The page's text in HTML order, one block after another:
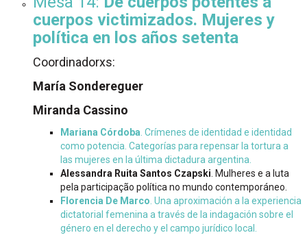
cuerpos victimizados. Mujeres y
política en los años setenta
Coordinadorxs:
María Sondereguer
Miranda Cassino
Mariana Córdoba. Crímenes de identidad e identidad
como potencia. Categorías para repensar la tortura a
las mujeres en la última dictadura argentina.
Alessandra Ruita Santos Czapski. Mulheres e a luta
pela participação política no mundo contemporáneo.
Florencia De Marco. Una aproximación a la experiencia
dictatorial femenina a través de la indagación sobre el
género en el derecho y el campo jurídico local.